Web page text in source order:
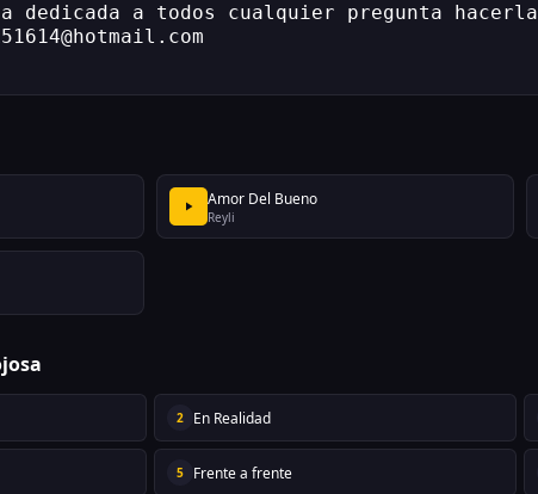
dedicada a todos cualquier pregunta hacerla
Amor Del Bueno
Reyli
2 En Realidad
5 Frente a frente